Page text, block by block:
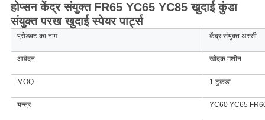
होप्सन केंद्र संयुक्त FR65 YC65 YC85 खुदाई कुंडा
संयुक्त परख खुदाई स्पेयर पार्ट्स
प्रोडक्ट का नाम केंद्र संयुक्त अस्सी
आवेदन खोदक मशीन
MOQ 1 टुकड़ा
यन्त्र YC60 YC65